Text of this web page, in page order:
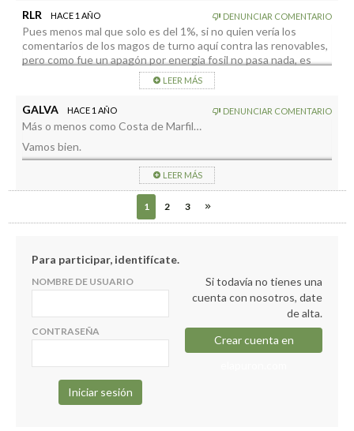
LOVE Festival, Transvulcania TERREX y matazones varias.
RLR HACE 1 AÑO DENUNCIAR COMENTARIO
Pues menos mal que solo es del 1%, si no quien vería los
comentarios de los magos de turno aquí contra las renovables,
pero como fue un apagón por energia fosil no pasa nada, es
LEER MÁS
GALVA HACE 1 AÑO DENUNCIAR COMENTARIO
Más o menos como Costa de Marfil…
Vamos bien.
Pasta para fiestorras y Festivales del amor.
LEER MÁS
1 2 3
Para participar, identifícate.
NOMBRE DE USUARIO
CONTRASEÑA
Si todavía no tienes una
cuenta con nosotros, date
de alta.
Crear cuenta en